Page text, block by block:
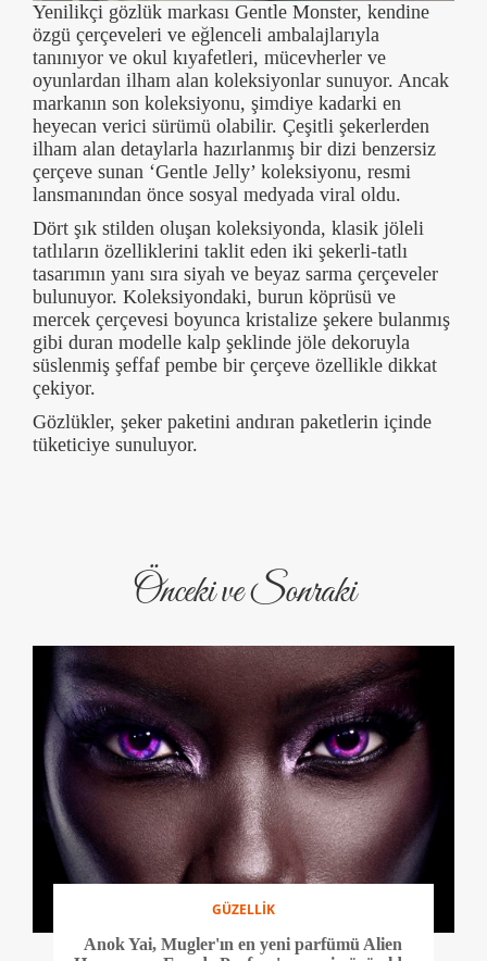
Yenilikçi gözlük markası Gentle Monster, kendine
özgü çerçeveleri ve eğlenceli ambalajlarıyla
tanınıyor ve okul kıyafetleri, mücevherler ve
oyunlardan ilham alan koleksiyonlar sunuyor. Ancak
markanın son koleksiyonu, şimdiye kadarki en
heyecan verici sürümü olabilir. Çeşitli şekerlerden
ilham alan detaylarla hazırlanmış bir dizi benzersiz
çerçeve sunan ‘Gentle Jelly’ koleksiyonu, resmi
lansmanından önce sosyal medyada viral oldu.
Dört şık stilden oluşan koleksiyonda, klasik jöleli
tatlıların özelliklerini taklit eden iki şekerli-tatlı
tasarımın yanı sıra siyah ve beyaz sarma çerçeveler
bulunuyor. Koleksiyondaki, burun köprüsü ve
mercek çerçevesi boyunca kristalize şekere bulanmış
gibi duran modelle kalp şeklinde jöle dekoruyla
süslenmiş şeffaf pembe bir çerçeve özellikle dikkat
çekiyor.
Gözlükler, şeker paketini andıran paketlerin içinde
tüketiciye sunuluyor.
Önceki ve Sonraki
GÜZELLİK
Anok Yai, Mugler'ın en yeni parfümü Alien